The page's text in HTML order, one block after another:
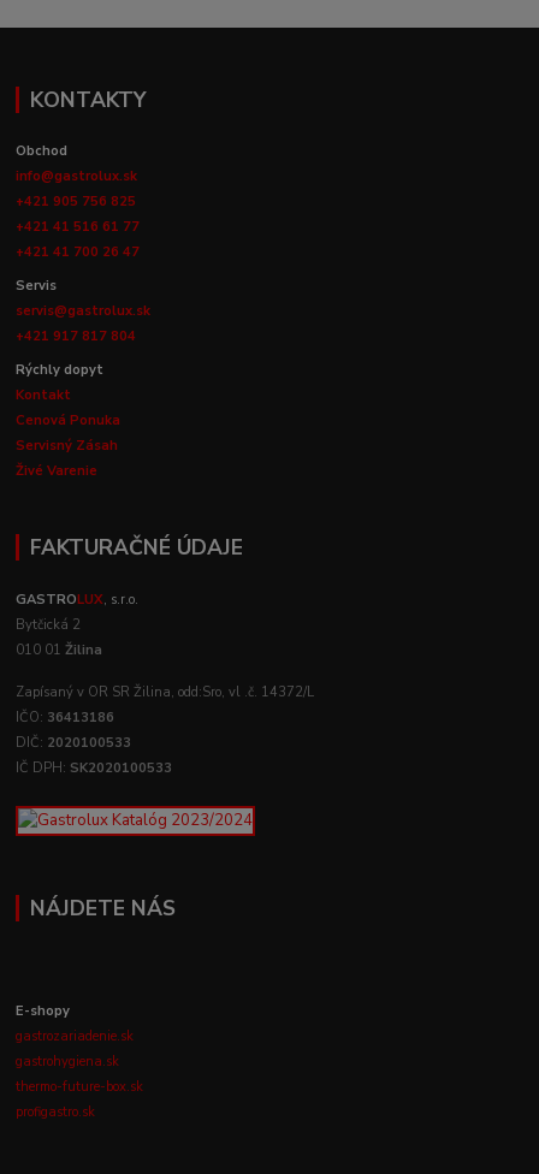
KONTAKTY
Obchod
info@gastrolux.sk
+421 905 756 825
+421 41 516 61 77
+421 41 700 26 47
Servis
servis@gastrolux.sk
+421 917 817 804
Rýchly dopyt
Kontakt
Cenová Ponuka
Servisný Zásah
Živé Varenie
FAKTURAČNÉ ÚDAJE
GASTROLUX, s.r.o.
Bytčická 2
010 01Žilina
Zapísaný v OR SR Žilina, odd:Sro, vl .č. 14372/L
IČO: 36413186
DIČ: 2020100533
IČ DPH: SK2020100533
NÁJDETE NÁS
E-shopy
gastrozariadenie.sk
gastrohygiena.sk
thermo-future-box.sk
profigastro.sk